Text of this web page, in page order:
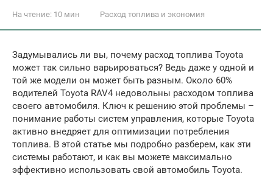
На чтение: 10 мин Расход топлива и экономия
Задумывались ли вы, почему расход топлива Toyota
может так сильно варьироваться? Ведь даже у одной и
той же модели он может быть разным. Около 60%
водителей Toyota RAV4 недовольны расходом топлива
своего автомобиля. Ключ к решению этой проблемы –
понимание работы систем управления, которые Toyota
активно внедряет для оптимизации потребления
топлива. В этой статье мы подробно разберем, как эти
системы работают, и как вы можете максимально
эффективно использовать свой автомобиль Toyota.